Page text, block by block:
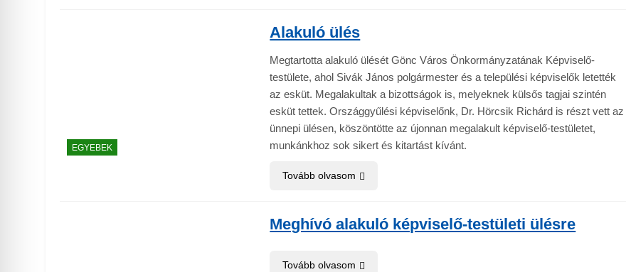
EGYEBEK
Alakuló ülés
Megtartotta alakuló ülését Gönc Város Önkormányzatának Képviselő-
testülete, ahol Sivák János polgármester és a települési képviselők letették
az esküt. Megalakultak a bizottságok is, melyeknek külsős tagjai szintén
esküt tettek. Országgyűlési képviselőnk, Dr. Hörcsik Richárd is részt vett az
ünnepi ülésen, köszöntötte az újonnan megalakult képviselő-testületet,
munkánkhoz sok sikert és kitartást kívánt.
Tovább olvasom
Meghívó alakuló képviselő-testületi ülésre
Tovább olvasom